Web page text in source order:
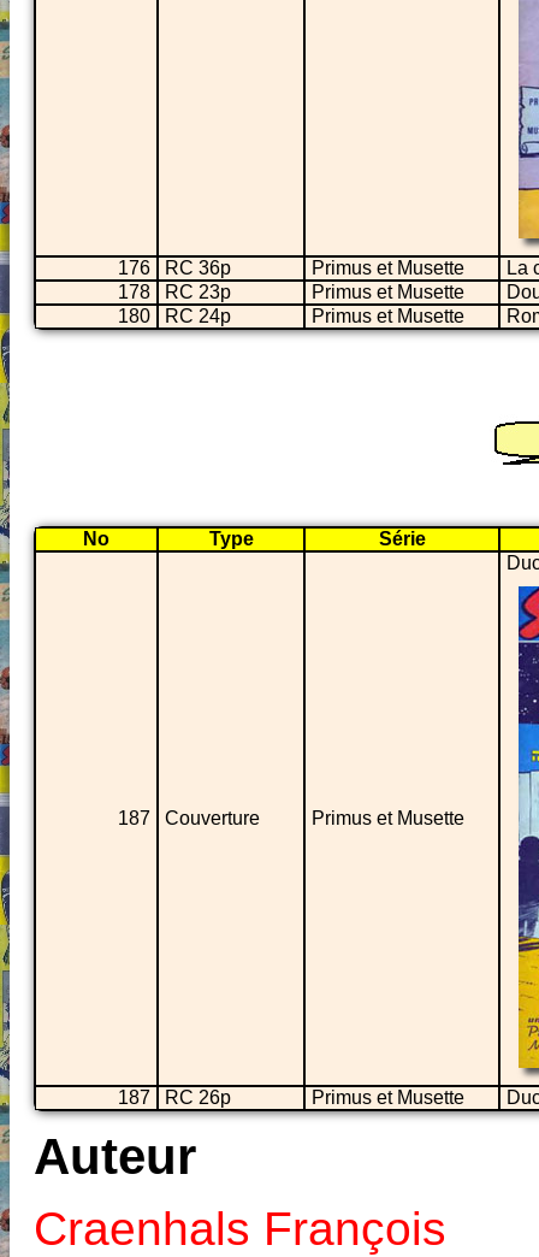
176 RC 36p Primus et Musette
La
178
RC 23p Primus et Musette
180
RC 24p Primus et Musette
No Type Série
187 Couverture Primus et Musette
187 RC 26p Primus et Musette
Auteur
Craenhals François